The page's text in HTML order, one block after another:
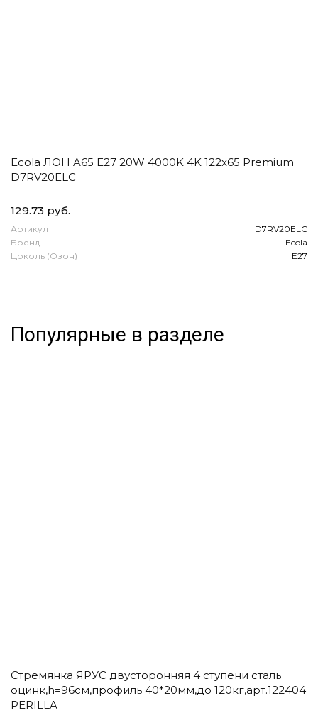
Ecola ЛОН A65 E27 20W 4000K 4K 122x65 Premium
D7RV20ELC
129.73 руб.
Артикул
D7RV20ELC
Бренд
Ecola
Цоколь (Озон)
E27
Популярные в разделе
Стремянка ЯРУС двусторонняя 4 ступени сталь
оцинк,h=96см,профиль 40*20мм,до 120кг,арт.122404
PERILLA